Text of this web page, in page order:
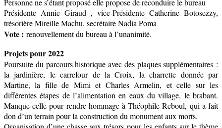
Personne ne s’étant proposé elle propose de reconduire le bureau
Présidente Annie Giraud , vice-Présidente Catherine Botosezzy,
trésorière Mireille Machu, secrétaire Nadia Poma
Vote : renouvellement du bureau à l’unanimité.
Projets pour 2022
Poursuite du parcours historique avec des plaques supplémentaires :
la jardinière, le carrefour de la Croix, la charrette donnée par
Martine, la fille de Mimi et Charles Armelin, et celle sur les
différentes étapes de l’alimentation en eaux du village, le brabant.
Manque celle pour rendre hommage à Théophile Reboul, qui a fait
don d’un terrain pour la construction du monument aux morts.